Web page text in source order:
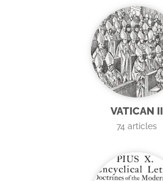
VATICAN II
74 articles